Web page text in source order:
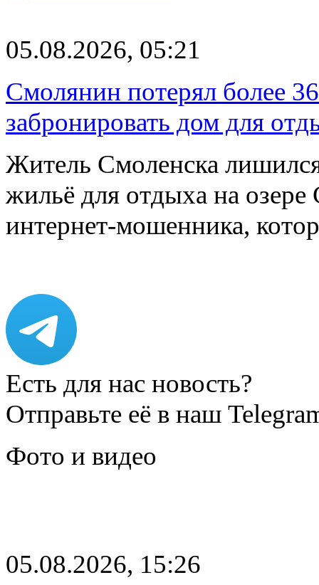
05.08.2026, 05:21
Смолянин потерял более
забронировать дом для
Житель Смоленска
жильё для отдыха на
интернет-мошенника,
Есть для нас новость?
Отправьте её в наш
Фото и видео
05.08.2026, 15:26